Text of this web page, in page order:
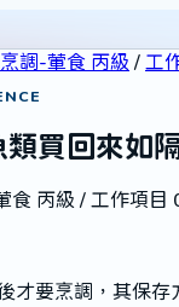
調-葷食 丙級 / 工
類買回來如
食 丙級 / 工作項目
才要烹調，其保